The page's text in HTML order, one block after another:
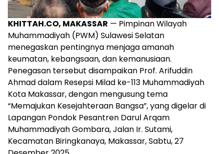
KHITTAH.CO, MAKASSAR — Pimpinan Wilayah
Muhammadiyah (PWM) Sulawesi Selatan
menegaskan pentingnya menjaga amanah
keumatan, kebangsaan, dan kemanusiaan.
Penegasan tersebut disampaikan Prof. Arifuddin
Ahmad dalam Resepsi Milad ke-113 Muhammadiyah
Kota Makassar, dengan mengusung tema
“Memajukan Kesejahteraan Bangsa”, yang digelar di
Lapangan Pondok Pesantren Darul Arqam
Muhammadiyah Gombara, Jalan Ir. Sutami,
Kecamatan Biringkanaya, Makassar, Sabtu, 27